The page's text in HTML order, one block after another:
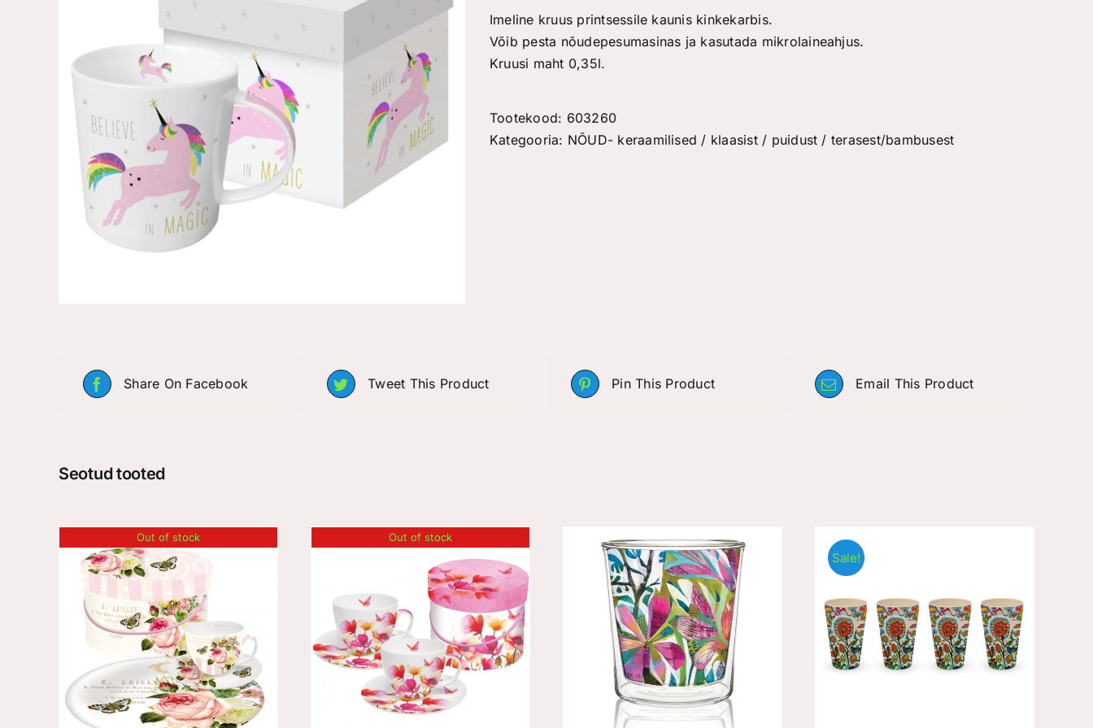
Imeline kruus printsessile kaunis kinkekarbis.
Võib pesta nõudepesumasinas ja kasutada mikrolaineahjus.
Kruusi maht 0,35l.
Tootekood: 603260
Kategooria: NÕUD- keraamilised / klaasist / puidust / terasest/bambusest
Share On Facebook Tweet This Product Pin This Product Email This Product
Seotud tooted
Out of stock Out of stock
Sale!